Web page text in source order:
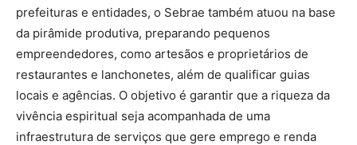
prefeituras e entidades, o Sebrae também atuou na base
da pirâmide produtiva, preparando pequenos
empreendedores, como artesãos e proprietários de
restaurantes e lanchonetes, além de qualificar guias
locais e agências. O objetivo é garantir que a riqueza da
vivência espiritual seja acompanhada de uma
infraestrutura de serviços que gere emprego e renda